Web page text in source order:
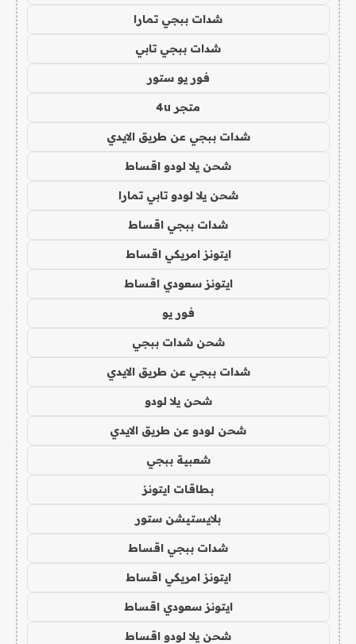
شدات ببجي تمارا
شدات ببجي تابي
فور يو ستور
متجر 4u
شدات ببجي عن طريق الايدي
شحن يلا لودو اقساط
شحن يلا لودو تابي تمارا
شدات ببجي اقساط
ايتونز امريكي اقساط
ايتونز سعودي اقساط
فور يو
شحن شدات ببجي
شدات ببجي عن طريق الايدي
شحن يلا لودو
شحن لودو عن طريق الايدي
شعبية ببجي
بطاقات ايتونز
بلايستيشن ستور
شدات ببجي اقساط
ايتونز امريكي اقساط
ايتونز سعودي اقساط
شحن يلا لودو اقساط